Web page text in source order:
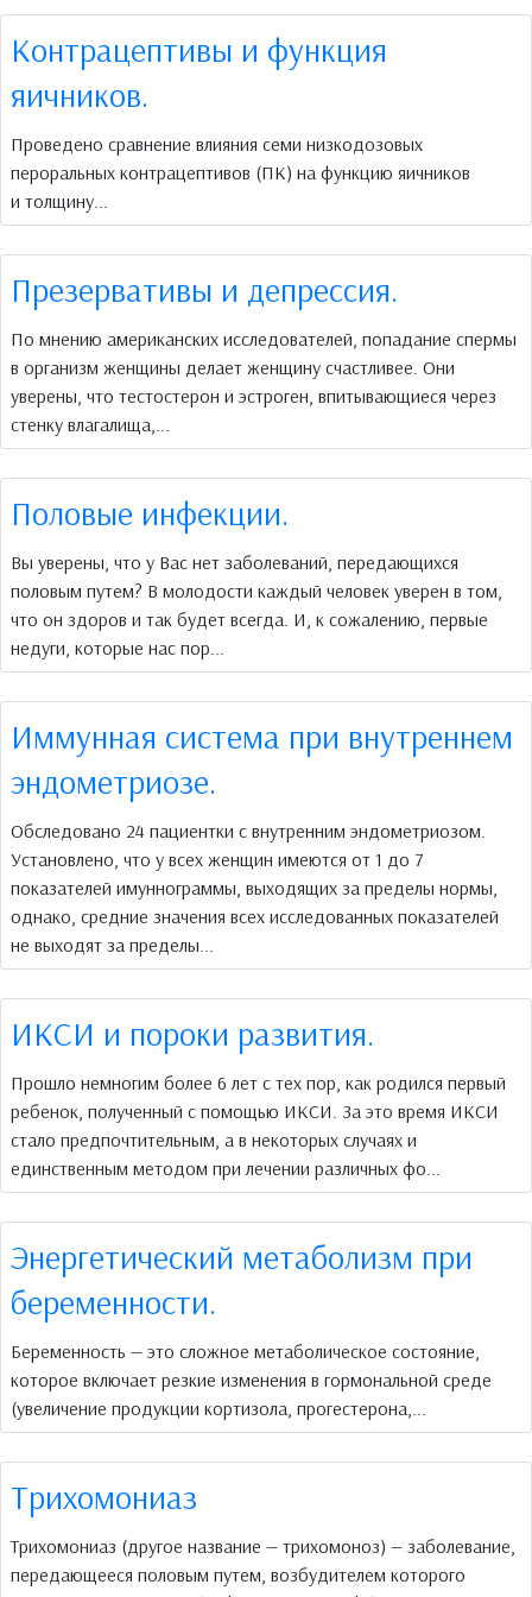
Контрацептивы и функция
яичников.
Проведено сравнение влияния семи низкодозовых
пероральных контрацептивов (ПК) на функцию яичников
и толщину...
Презервативы и депрессия.
По мнению американских исследователей, попадание спермы
в организм женщины делает женщину счастливее. Они
уверены, что тестостерон и эстроген, впитывающиеся через
стенку влагалища,...
Половые инфекции.
Вы уверены, что у Вас нет заболеваний, передающихся
половым путем? В молодости каждый человек уверен в том,
что он здоров и так будет всегда. И, к сожалению, первые
недуги, которые нас пор...
Иммунная система при внутреннем
эндометриозе.
Обследовано 24 пациентки с внутренним эндометриозом.
Установлено, что у всех женщин имеются от 1 до 7
показателей имуннограммы, выходящих за пределы нормы,
однако, средние значения всех исследованных показателей
не выходят за пределы...
ИКСИ и пороки развития.
Прошло немногим более 6 лет с тех пор, как родился первый
ребенок, полученный с помощью ИКСИ. За это время ИКСИ
стало предпочтительным, а в некоторых случаях и
единственным методом при лечении различных фо...
Энергетический метаболизм при
беременности.
Беременность — это сложное метаболическое состояние,
которое включает резкие изменения в гормональной среде
(увеличение продукции кортизола, прогестерона,...
Трихомониаз
Трихомониаз (другое название — трихомоноз) — заболевание,
передающееся половым путем, возбудителем которого